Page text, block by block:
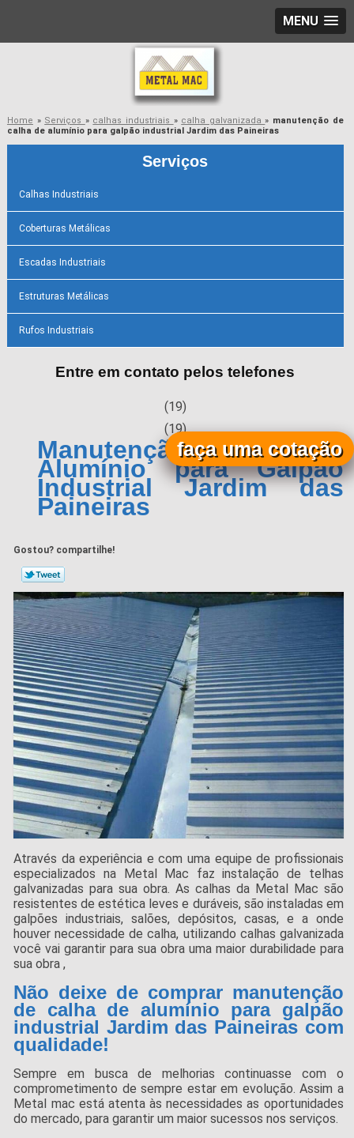
MENU
Home » Serviços » calhas industriais » calha galvanizada» manutenção de
calha de alumínio para galpão industrial Jardim das Paineiras
Serviços
Calhas Industriais
Coberturas Metálicas
Escadas Industriais
Estruturas Metálicas
Rufos Industriais
Entre em contato pelos telefones
(19)
(19)
Manutenção de Calha de
Alumínio para Galpão
Industrial Jardim das
Paineiras
Gostou? compartilhe!
Através da experiência e com uma equipe de profissionais
especializados na Metal Mac faz instalação de telhas
galvanizadas para sua obra. As calhas da Metal Mac são
resistentes de estética leves e duráveis, são instaladas em
galpões industriais, salões, depósitos, casas, e a onde
houver necessidade de calha, utilizando calhas galvanizada
você vai garantir para sua obra uma maior durabilidade para
sua obra ,
Não deixe de comprar manutenção
de calha de alumínio para galpão
industrial Jardim das Paineiras com
qualidade!
Sempre em busca de melhorias continuasse com o
comprometimento de sempre estar em evolução. Assim a
Metal mac está atenta às necessidades as oportunidades
do mercado, para garantir um maior sucessos nos serviços.
faça uma cotação